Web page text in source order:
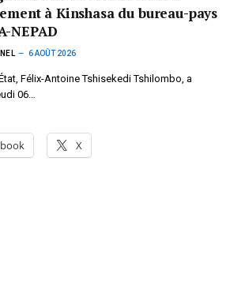
à Kinshasa du bureau-pays
NEPAD
6 AOÛT 2026
Félix-Antoine Tshisekedi Tshilombo, a
06…
X